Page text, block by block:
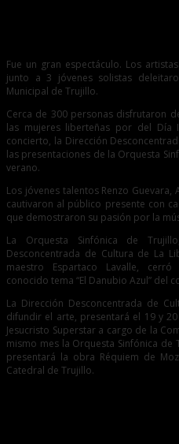
Fue un gran espectáculo. Los
junto a 3 jóvenes solistas
Municipal de Trujillo.
Cerca de 300 personas disfrutaron
las mujeres liberteñas por del Día
concierto, la Dirección
las presentaciones de la Orquesta
verano.
Los jóvenes talentos Renzo Guevara,
cautivaron al público presente con
que demostraron su pasión por la
La Orquesta Sinfónica de
Desconcentrada de Cultura de La
maestro Espartaco Lavalle,
conocido tema “El Danubio Azul” del
La Dirección Desconcentrada de
difundir el arte, presentará el 19 y
Jesucristo Superstar a cargo de la
mismo mes la Orquesta Sinfónica de
presentará la obra Réquiem de
Catedral de Trujillo.